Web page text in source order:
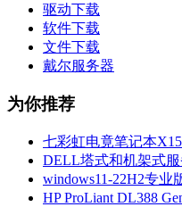
驱动下载
软件下载
文件下载
戴尔服务器
为你推荐
七彩虹电竟笔记本
DELL塔式和机架式
windows11-22H2专业
HP ProLiant DL388